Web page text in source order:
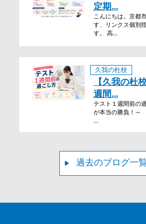
定期…
こんにちは。京都
す、リンクス個別
す。 高…
久我の杜校
【久我の杜
週間…
テスト１週間前の
が本当の勝負！～
…
過去のブログ一